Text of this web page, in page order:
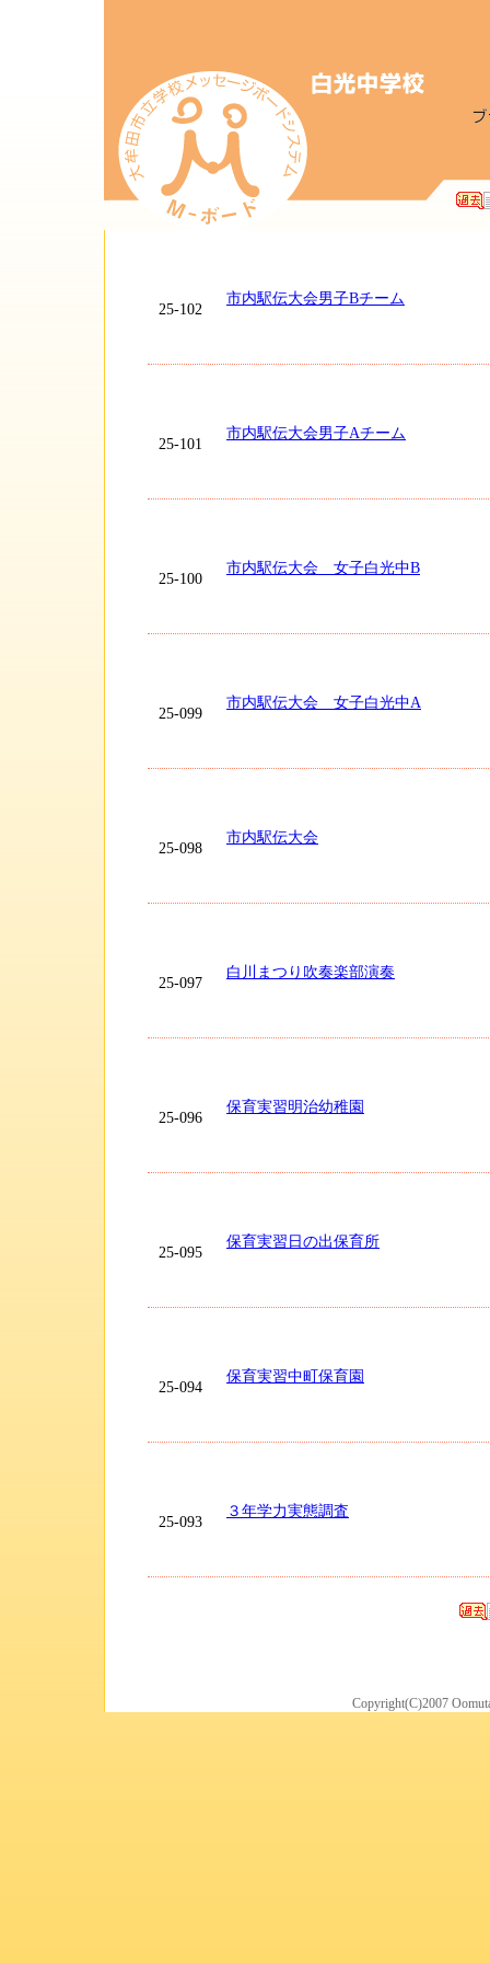
25-102
市内駅伝大会男子Bチーム
25-101
市内駅伝大会男子Aチーム
25-100
市内駅伝大会 女子白光中B
25-099
市内駅伝大会 女子白光中A
25-098
市内駅伝大会
25-097
白川まつり吹奏楽部演奏
25-096
保育実習明治幼稚園
25-095
保育実習日の出保育所
25-094
保育実習中町保育園
25-093
３年学力実態調査
Copyright(C)2007